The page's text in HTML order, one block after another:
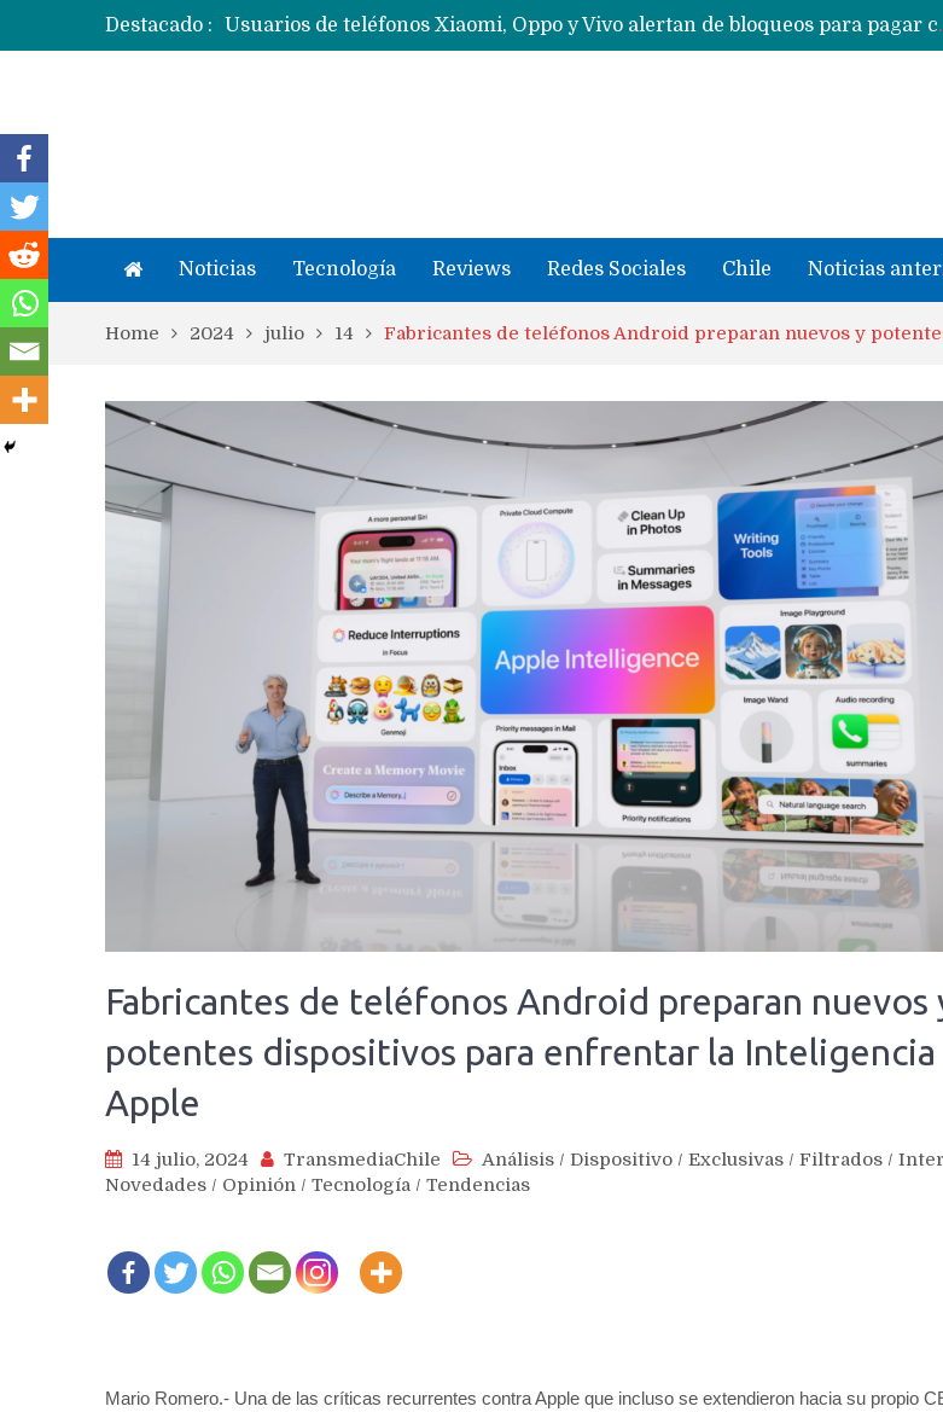
Destacado :
Huawei Pura 80 Pro vs
Nuevas filtraciones del
Noticias Tecnología Reviews Redes Sociales Chile Noticias
Home 2024 julio 14 Fabricantes de teléfonos Android preparan nuevos y
Fabricantes de teléfonos Android preparan nuevos
potentes dispositivos para enfrentar la Inteligencia
Apple
14 julio, 2024 TransmediaChile Análisis / Dispositivo / Exclusivas / Filtrados /
Novedades / Opinión / Tecnología / Tendencias
Mario Romero.- Una de las críticas recurrentes contra Apple que incluso se extendieron hacia su propio